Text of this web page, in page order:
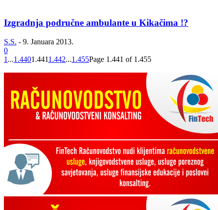
Izgradnja područne ambulante u Kikačima !?
S.S. - 9. Januara 2013.
0
1 ...1.4401.4411.442...1.455Page 1.441 of 1.455